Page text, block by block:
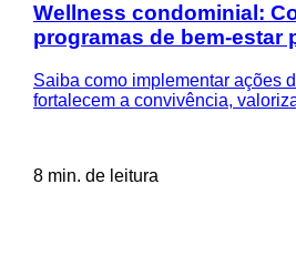
Wellness condominial:
programas de bem-estar
Saiba como implementar ações
fortalecem a convivência,
8 min. de leitura